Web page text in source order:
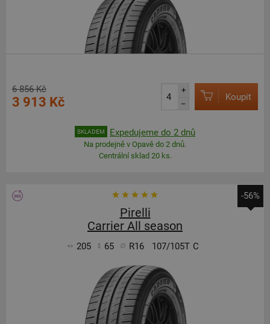
6 856 Kč
3 913 Kč
+
–
Koupit
SKLADEM Expedujeme do 2 dnů
Na prodejně v Opavě do 2 dnů.
Centrální sklad 20 ks.
-56%
Pirelli
Carrier All season
205 65 R16 107/105T C